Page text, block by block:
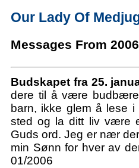
Our Lady Of
Messages From
Budskapet fra 25.
dere til å være
barn, ikke glem å lese
sted og la ditt liv være
Guds ord. Jeg er nær
min Sønn for hver av
01/2006